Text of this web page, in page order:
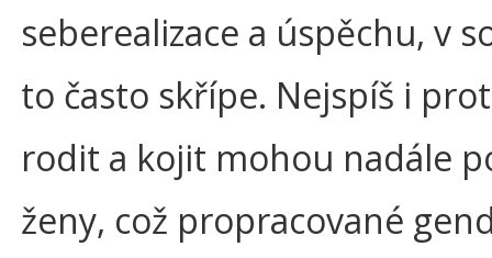
seberealizace a úspěchu, v
to často skřípe. Nejspíš i
rodit a kojit mohou nadále
ženy, což propracované